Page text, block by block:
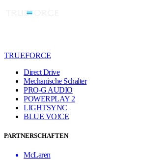
TRUEFORCE
Direct Drive
Mechanische Schalter
PRO-G AUDIO
POWERPLAY 2
LIGHTSYNC
BLUE VO!CE
PARTNERSCHAFTEN
McLaren